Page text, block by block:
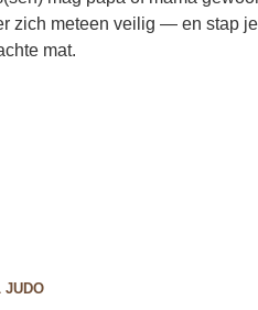
zich meteen veilig — en stap
mat.
JUDO